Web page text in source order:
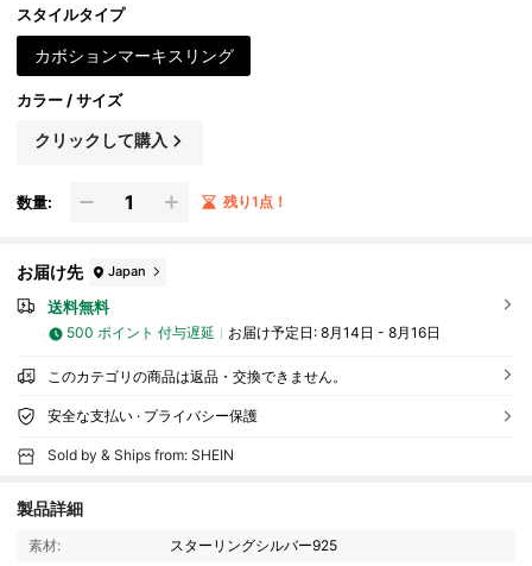
スタイルタイプ
カボションマーキスリング
カラー / サイズ
クリックして購入
数量: 残り1点！
お届け先 Japan
送料無料
500 ポイント 付与遅延 お届け予定日: 8月14日 - 8月16日
このカテゴリの商品は返品・交換できません。
安全な支払い · プライバシー保護
Sold by & Ships from: SHEIN
製品詳細
素材: スターリングシルバー925